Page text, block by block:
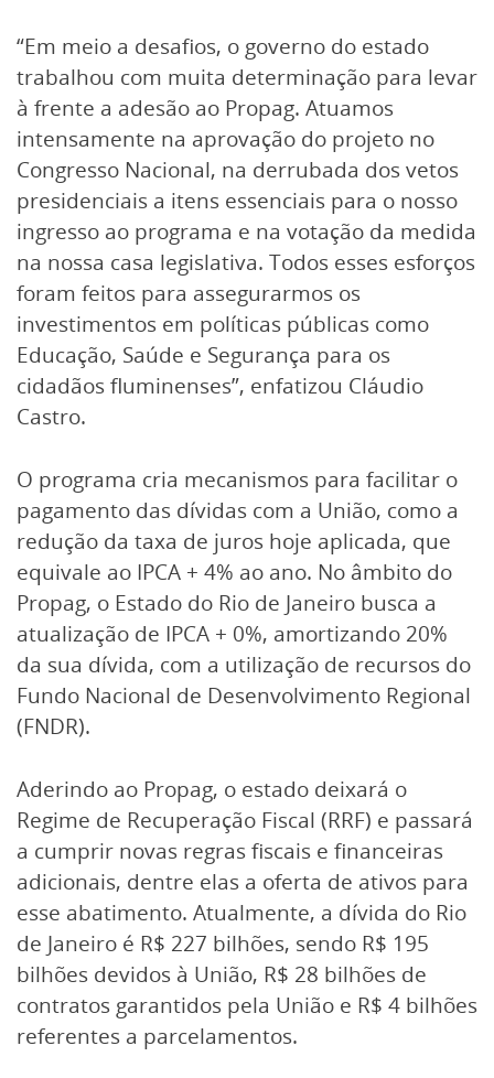
“Em meio a desafios, o governo do estado
trabalhou com muita determinação para levar
à frente a adesão ao Propag. Atuamos
intensamente na aprovação do projeto no
Congresso Nacional, na derrubada dos vetos
presidenciais a itens essenciais para o nosso
ingresso ao programa e na votação da medida
na nossa casa legislativa. Todos esses esforços
foram feitos para assegurarmos os
investimentos em políticas públicas como
Educação, Saúde e Segurança para os
cidadãos fluminenses”, enfatizou Cláudio
Castro.
O programa cria mecanismos para facilitar o
pagamento das dívidas com a União, como a
redução da taxa de juros hoje aplicada, que
equivale ao IPCA + 4% ao ano. No âmbito do
Propag, o Estado do Rio de Janeiro busca a
atualização de IPCA + 0%, amortizando 20%
da sua dívida, com a utilização de recursos do
Fundo Nacional de Desenvolvimento Regional
(FNDR).
Aderindo ao Propag, o estado deixará o
Regime de Recuperação Fiscal (RRF) e passará
a cumprir novas regras fiscais e financeiras
adicionais, dentre elas a oferta de ativos para
esse abatimento. Atualmente, a dívida do Rio
de Janeiro é R$ 227 bilhões, sendo R$ 195
bilhões devidos à União, R$ 28 bilhões de
contratos garantidos pela União e R$ 4 bilhões
referentes a parcelamentos.